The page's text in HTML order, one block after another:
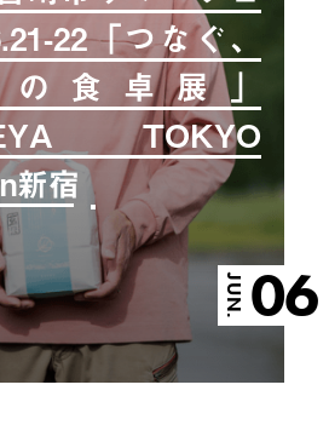
22「つなぐ、
食卓展」
TOKYO
新宿
JUN. 06